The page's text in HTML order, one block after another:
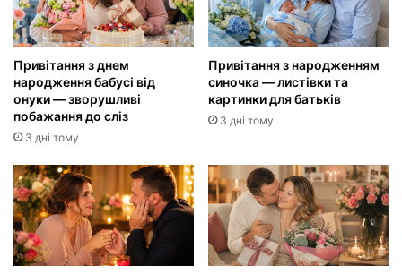
Привітання з днем
народження бабусі від
онуки — зворушливі
побажання до сліз
3 дні тому
Привітання з народженням
синочка — листівки та
картинки для батьків
3 дні тому